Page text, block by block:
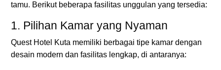
tamu. Berikut beberapa fasilitas unggulan yang tersedia:
1. Pilihan Kamar yang Nyaman
Quest Hotel Kuta memiliki berbagai tipe kamar dengan
desain modern dan fasilitas lengkap, di antaranya: